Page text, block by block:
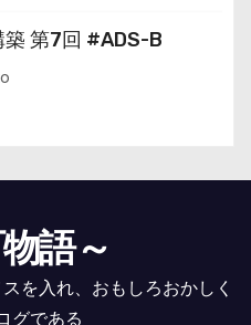
第7回 #ADS-B
語～
を入れ、おもしろおかしく
グである